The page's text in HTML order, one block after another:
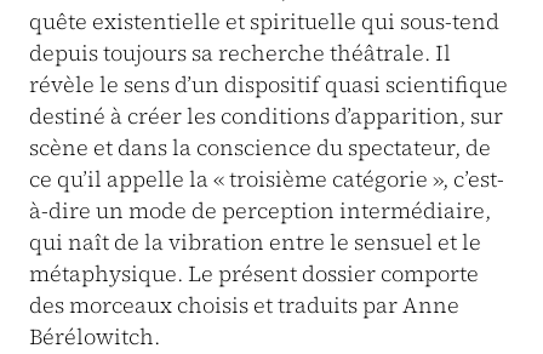
quête existentielle et spirituelle qui sous-tend
depuis toujours sa recherche théâtrale. Il
révèle le sens d’un dispositif quasi scientifique
destiné à créer les conditions d’apparition, sur
scène et dans la conscience du spectateur, de
ce qu’il appelle la « troisième catégorie », c’est-
à-dire un mode de perception intermédiaire,
qui naît de la vibration entre le sensuel et le
métaphysique. Le présent dossier comporte
des morceaux choisis et traduits par Anne
Bérélowitch.